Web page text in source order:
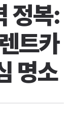
정복:
트카
명소